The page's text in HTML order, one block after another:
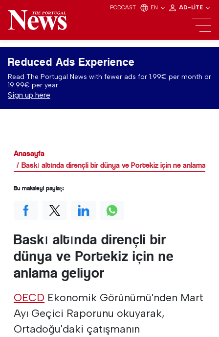
PODCAST EN AD-LITE
Reduced Ads Experience
Read The Portugal News with fewer ads for 1.99€ per month or
19.99€ per year.
Sign up here
Anasayfa
Baskı altında dirençli bir dünya ve Portekiz için ne anlama
Baskı altında dirençli bir
dünya ve Portekiz için ne
anlama geliyor
OECD Ekonomik Görünümü'nden Mart
Ayı Geçici Raporunu okuyarak,
Ortadoğu'daki çatışmanın
Bu makaleyi paylaş: